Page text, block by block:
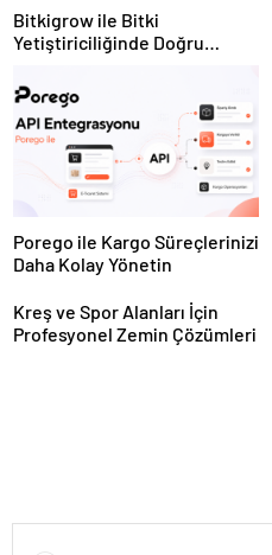
Bitkigrow ile Bitki
Yetiştiriciliğinde Doğru
Porego ile Kargo Süreçlerinizi
Daha Kolay Yönetin
Kreş ve Spor Alanları İçin
Profesyonel Zemin Çözümleri